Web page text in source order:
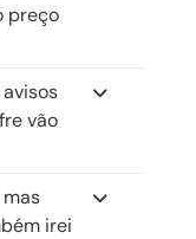
preço
vão
irei